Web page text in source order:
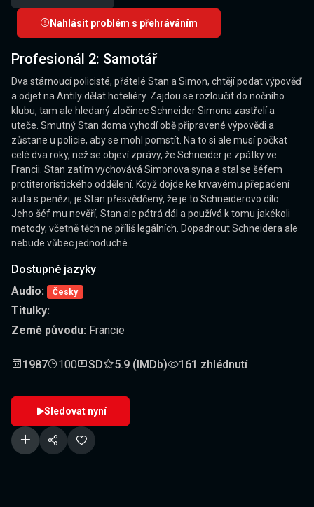
Nahlásit problém s přehráváním
Profesionál 2: Samotář
Dva stárnoucí policisté, přátelé Stan a Simon, chtějí podat výpověď
a odjet na Antily dělat hoteliéry. Zajdou se rozloučit do nočního
klubu, tam ale hledaný zločinec Schneider Simona zastřelí a
uteče. Smutný Stan doma vyhodí obě připravené výpovědi a
zůstane u policie, aby se mohl pomstít. Na to si ale musí počkat
celé dva roky, než se objeví zprávy, že Schneider je zpátky ve
Francii. Stan zatím vychovává Simonova syna a stal se šéfem
protiteroristického oddělení. Když dojde ke krvavému přepadení
auta s penězi, je Stan přesvědčený, že je to Schneiderovo dílo.
Jeho šéf mu nevěří, Stan ale pátrá dál a používá k tomu jakékoli
metody, včetně těch ne příliš legálních. Dopadnout Schneidera ale
nebude vůbec jednoduché.
Dostupné jazyky
Audio:
Česky
Titulky:
Země původu: Francie
1987 100 SD 5.9 (IMDb) 161 zhlédnutí
Sledovat nyní